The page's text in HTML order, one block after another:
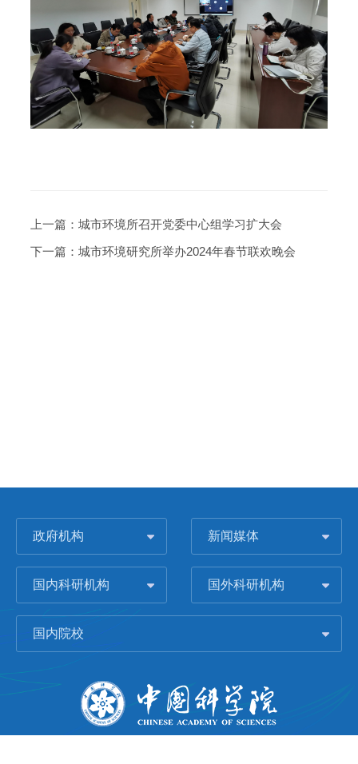
上一篇： 城市环境所召开党委中心组学习扩大会
下一篇： 城市环境研究所举办2024年春节联欢晚会
政府机构 新闻媒体
国内科研机构 国外科研机构
国内院校